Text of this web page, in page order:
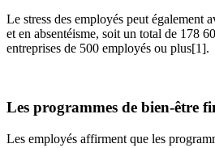
Le stress des employés peut également
et en absentéisme, soit un total de 178
entreprises de 500 employés ou plus[1].
Les programmes de bien-être
Les employés affirment que les